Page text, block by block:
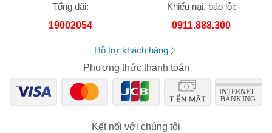
Tổng đài:
19002054
Khiếu nại, báo lỗi:
0911.888.300
Hỗ trợ khách hàng
Phương thức thanh toán
Kết nối với chúng tôi
Giảm ngay cho bất kỳ đơn hàng nào.
Số lần áp dụng:1 lần
Áp dụng cho đơn hàng từ:0
Chỉ áp dụng cho gian hàng: